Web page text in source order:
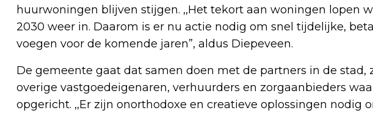
huurwoningen blijven stijgen. ,,Het tekort aan woningen lopen
2030 weer in. Daarom is er nu actie nodig om snel tijdelijke,
voegen voor de komende jaren”, aldus Diepeveen.
De gemeente gaat dat samen doen met de partners in de stad,
overige vastgoedeigenaren, verhuurders en zorgaanbieders
opgericht. ,,Er zijn onorthodoxe en creatieve oplossingen nodig